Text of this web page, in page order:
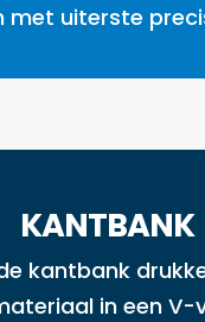
met uiterste
KANTBANK
kantbank
in een V-